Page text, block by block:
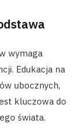
wymaga
Edukacja na
ubocznych,
kluczowa do
świata.